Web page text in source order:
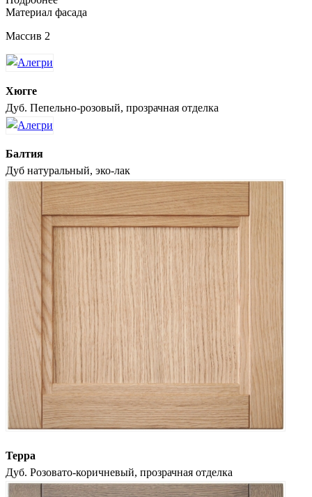
Материал фасада
Массив 2
Хюгге
Дуб. Пепельно-розовый, прозрачная отделка
Балтия
Дуб натуральный, эко-лак
Терра
Дуб. Розовато-коричневый, прозрачная отделка